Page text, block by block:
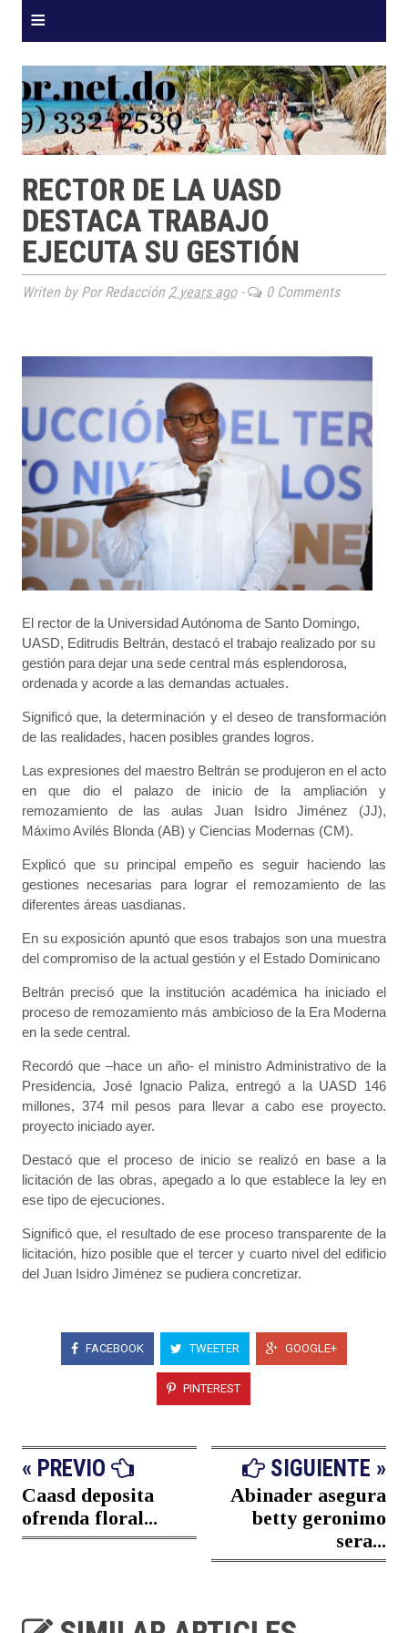
≡
RECTOR DE LA UASD
DESTACA TRABAJO
EJECUTA SU GESTIÓN
Writen by Por Redacción 2 years ago- 0 Comments
El rector de la Universidad Autónoma de Santo Domingo,
UASD, Editrudis Beltrán, destacó el trabajo realizado por su
gestión para dejar una sede central más esplendorosa,
ordenada y acorde a las demandas actuales.
Significó que, la determinación y el deseo de transformación
de las realidades, hacen posibles grandes logros.
Las expresiones del maestro Beltrán se produjeron en el acto
en que dio el palazo de inicio de la ampliación y
remozamiento de las aulas Juan Isidro Jiménez (JJ),
Máximo Avilés Blonda (AB) y Ciencias Modernas (CM).
Explicó que su principal empeño es seguir haciendo las
gestiones necesarias para lograr el remozamiento de las
diferentes áreas uasdianas.
En su exposición apuntó que esos trabajos son una muestra
del compromiso de la actual gestión y el Estado Dominicano
Beltrán precisó que la institución académica ha iniciado el
proceso de remozamiento más ambicioso de la Era Moderna
en la sede central.
Recordó que –hace un año- el ministro Administrativo de la
Presidencia, José Ignacio Paliza, entregó a la UASD 146
millones, 374 mil pesos para llevar a cabo ese proyecto.
proyecto iniciado ayer.
Destacó que el proceso de inicio se realizó en base a la
licitación de las obras, apegado a lo que establece la ley en
ese tipo de ejecuciones.
Significó que, el resultado de ese proceso transparente de la
licitación, hizo posible que el tercer y cuarto nivel del edificio
del Juan Isidro Jiménez se pudiera concretizar.
FACEBOOK TWEETER GOOGLE+
PINTEREST
« PREVIO
Caasd deposita
ofrenda floral...
SIGUIENTE »
Abinader asegura
betty geronimo
sera...